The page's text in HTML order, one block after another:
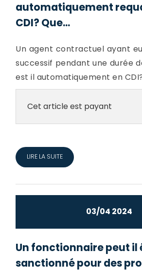
automatiquement
CDI? Que...
Un agent contractuel ayant
successif pendant une durée
est il automatiquement en
Cet article est payant
LIRE LA SUITE
03/04 2024
Un fonctionnaire peut il
sanctionné pour des